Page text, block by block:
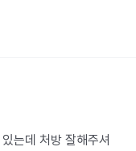
는데 처방 잘해주셔